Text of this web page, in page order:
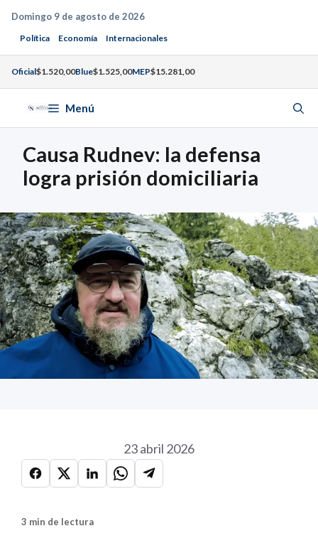
Saltar
contenido
Domingo 9 de agosto de 2026
Política Economía Internacionales
Oficial$1.520,00Blue$1.525,00MEP$15.281,00
Menú
Causa Rudnev: la defensa
logra prisión domiciliaria
23 abril 2026
3 min de lectura